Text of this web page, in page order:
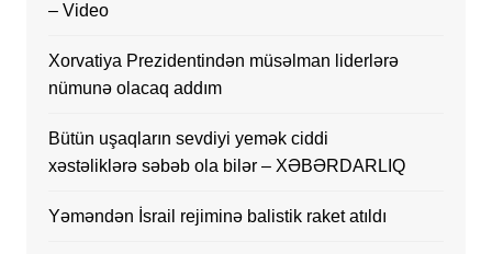
– Video
Xorvatiya Prezidentindən müsəlman liderlərə
nümunə olacaq addım
Bütün uşaqların sevdiyi yemək ciddi
xəstəliklərə səbəb ola bilər – XƏBƏRDARLIQ
Yəməndən İsrail rejiminə balistik raket atıldı